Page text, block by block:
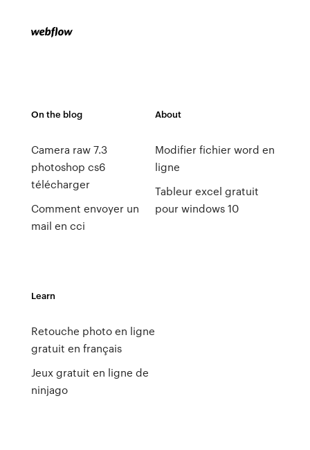
On the blog
Camera raw 7.3
photoshop cs6
télécharger
Comment envoyer un
mail en cci
About
Modifier fichier word en
ligne
Tableur excel gratuit
pour windows 10
Learn
Retouche photo en ligne
gratuit en français
Jeux gratuit en ligne de
ninjago